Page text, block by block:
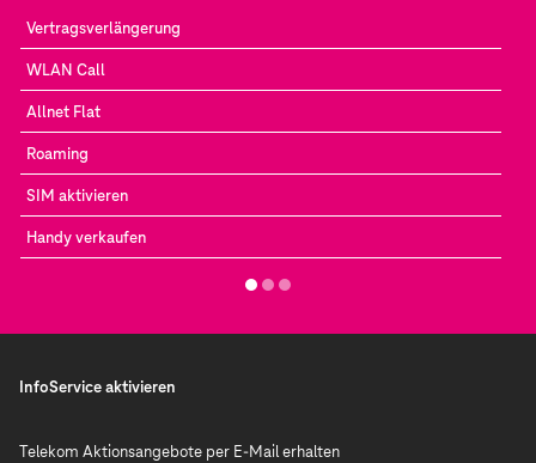
Vertragsverlängerung
WLAN Call
Allnet Flat
Roaming
SIM aktivieren
Handy verkaufen
InfoService aktivieren
Telekom Aktionsangebote per E-Mail erhalten